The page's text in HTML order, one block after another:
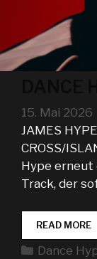
15. Mai 2026
JAMES
CROSS/
Hype erneut
Track, der
READ MORE
Dance